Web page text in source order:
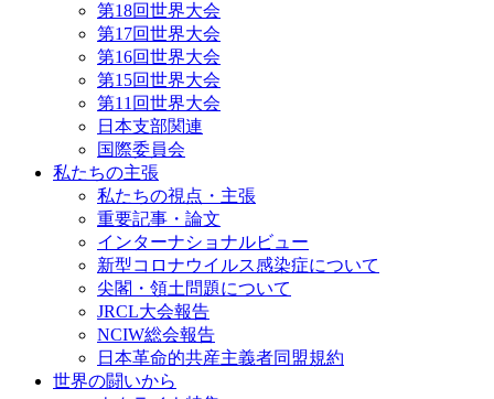
第18回世界大会
第17回世界大会
第16回世界大会
第15回世界大会
第11回世界大会
日本支部関連
国際委員会
私たちの主張
私たちの視点・主張
重要記事・論文
インターナショナルビュー
新型コロナウイルス感染症について
尖閣・領土問題について
JRCL大会報告
NCIW総会報告
日本革命的共産主義者同盟規約
世界の闘いから